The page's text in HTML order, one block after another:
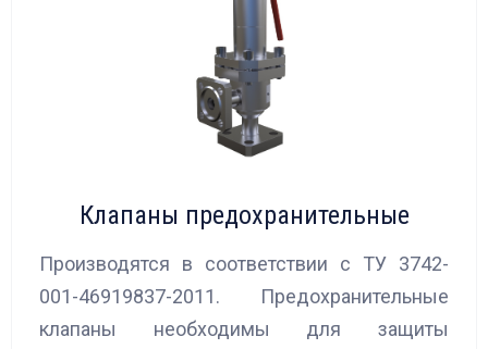
Клапаны предохранительные
Производятся в соответствии с ТУ 3742-
001-46919837-2011. Предохранительные
клапаны необходимы для защиты